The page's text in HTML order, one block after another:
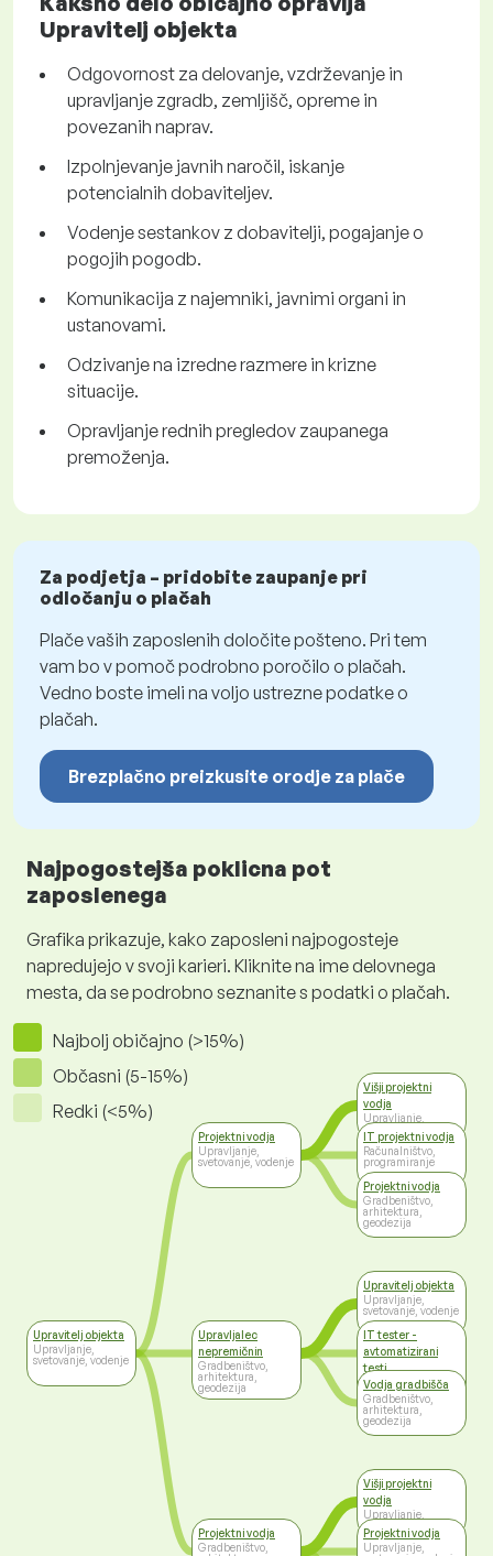
Upravitelj objekta
Odgovornost za delovanje, vzdrževanje in
upravljanje zgradb, zemljišč, opreme in
povezanih naprav.
Izpolnjevanje javnih naročil, iskanje
potencialnih dobaviteljev.
Vodenje sestankov z dobavitelji, pogajanje o
pogojih pogodb.
Komunikacija z najemniki, javnimi organi in
ustanovami.
Odzivanje na izredne razmere in krizne
situacije.
Opravljanje rednih pregledov zaupanega
premoženja.
Za podjetja – pridobite zaupanje pri
odločanju o plačah
Plače vaših zaposlenih določite pošteno. Pri tem
vam bo v pomoč podrobno poročilo o plačah.
Vedno boste imeli na voljo ustrezne podatke o
plačah.
Brezplačno preizkusite orodje za plače
Najpogostejša poklicna pot
zaposlenega
Grafika prikazuje, kako zaposleni najpogosteje
napredujejo v svoji karieri. Kliknite na ime delovnega
mesta, da se podrobno seznanite s podatki o plačah.
Najbolj običajno (>15%)
Občasni (5-15%)
Redki (<5%)
Upravitelj objekta
Upravljanje,
svetovanje, vodenje
Projektni vodja
Upravljanje,
svetovanje, vodenje
Upravljalec
nepremičnin
Gradbeništvo,
arhitektura,
geodezija
Projektni vodja
Gradbeništvo,
Višji projektni
vodja
Upravljanje,
svetovanje, vodenje
IT projektni vodja
Računalništvo,
programiranje
Projektni vodja
Gradbeništvo,
arhitektura,
geodezija
Upravitelj objekta
Upravljanje,
svetovanje, vodenje
IT tester -
avtomatizirani
testi
Računalništvo,
programiranje
Vodja gradbišča
Gradbeništvo,
arhitektura,
geodezija
Višji projektni
vodja
Upravljanje,
svetovanje, vodenje
Projektni vodja
Upravljanje,